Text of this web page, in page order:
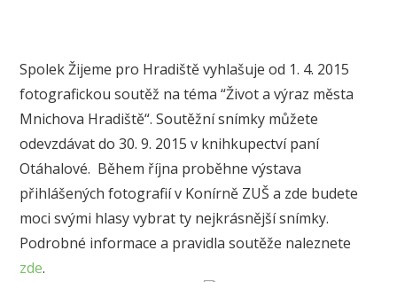
Spolek Žijeme pro Hradiště vyhlašuje od 1. 4. 2015
fotografickou soutěž na téma “Život a výraz města
Mnichova Hradiště“. Soutěžní snímky můžete
odevzdávat do 30. 9. 2015 v knihkupectví paní
Otáhalové. Během října proběhne výstava
přihlášených fotografií v Konírně ZUŠ a zde budete
moci svými hlasy vybrat ty nejkrásnější snímky.
Podrobné informace a pravidla soutěže naleznete
zde.